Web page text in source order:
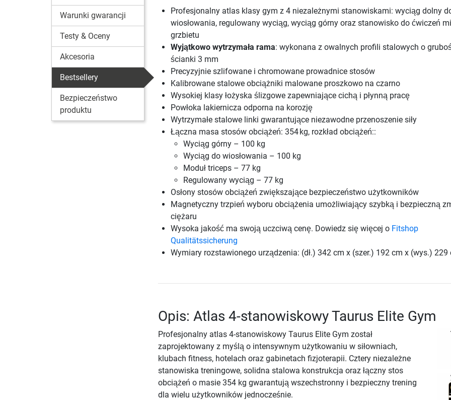
Warunki gwarancji
Testy & Oceny
Akcesoria
Bestsellery
Bezpieczeństwo
produktu
Profesjonalny atlas klasy gym z 4 niezależnymi stanowiskami: wyciąg dolny
wiosłowania, regulowany wyciąg, wyciąg górny oraz stanowisko do ćwiczeń
grzbietu
Wyjątkowo wytrzymała rama: wykonana z owalnych profili stalowych o
ścianki 3 mm
Precyzyjnie szlifowane i chromowane prowadnice stosów
Kalibrowane stalowe obciążniki malowane proszkowo na czarno
Wysokiej klasy łożyska ślizgowe zapewniające cichą i płynną pracę
Powłoka lakiernicza odporna na korozję
Wytrzymałe stalowe linki gwarantujące niezawodne przenoszenie siły
Łączna masa stosów obciążeń: 354 kg, rozkład obciążeń::
Wyciąg górny – 100 kg
Wyciąg do wiosłowania – 100 kg
Moduł triceps – 77 kg
Regulowany wyciąg – 77 kg
Osłony stosów obciążeń zwiększające bezpieczeństwo użytkowników
Magnetyczny trzpień wyboru obciążenia umożliwiający szybką i bezpieczną
ciężaru
Wysoka jakość ma swoją uczciwą cenę. Dowiedz się więcej o Fitshop
Qualitätssicherung
Wymiary rozstawionego urządzenia: (dł.) 342 cm x (szer.) 192 cm x (wys.) 229
Opis: Atlas 4-stanowiskowy Taurus Elite Gym
Profesjonalny atlas 4-stanowiskowy Taurus Elite Gym został
zaprojektowany z myślą o intensywnym użytkowaniu w siłowniach,
klubach fitness, hotelach oraz gabinetach fizjoterapii. Cztery niezależne
stanowiska treningowe, solidna stalowa konstrukcja oraz łączny stos
obciążeń o masie 354 kg gwarantują wszechstronny i bezpieczny trening
dla wielu użytkowników jednocześnie.